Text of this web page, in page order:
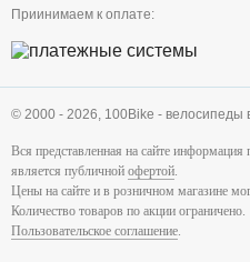
Приинимаем к оплате:
© 2000 - 2026, 100Bike - велосипеды
Вся представленная на сайте
является публичной офертой.
Цены на сайте и в розничном магазине
Количество товаров по акции ограничено.
Пользовательское соглашение.